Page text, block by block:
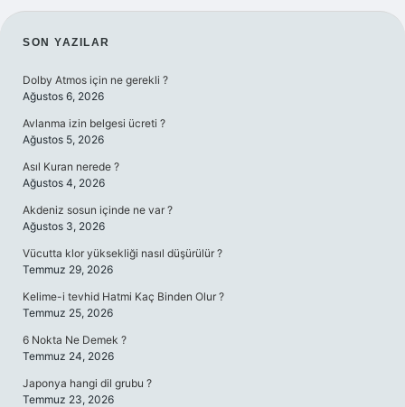
SIDEBAR
SON YAZILAR
Dolby Atmos için ne gerekli ?
Ağustos 6, 2026
Avlanma izin belgesi ücreti ?
Ağustos 5, 2026
Asıl Kuran nerede ?
Ağustos 4, 2026
Akdeniz sosun içinde ne var ?
Ağustos 3, 2026
Vücutta klor yüksekliği nasıl düşürülür ?
Temmuz 29, 2026
Kelime-i tevhid Hatmi Kaç Binden Olur ?
Temmuz 25, 2026
6 Nokta Ne Demek ?
Temmuz 24, 2026
Japonya hangi dil grubu ?
Temmuz 23, 2026